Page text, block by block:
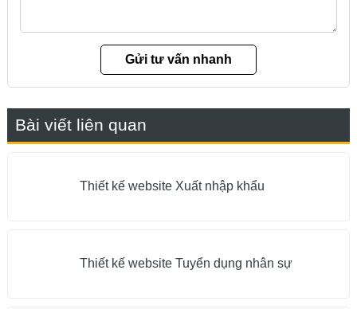
Bài viết liên quan
Thiết kế website Xuất nhập khẩu
Thiết kế website Tuyển dụng nhân sự